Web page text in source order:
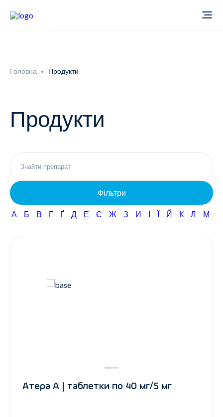
Новини
Неврологія
Гінекологія
Фармаконагляд
Кар'єра
Головна Продукти
Продукти
Фільтри
А Б В Г Ґ Д Е Є Ж З И І Ї Й К Л М
Атера А | таблетки по 40 мг/5 мг